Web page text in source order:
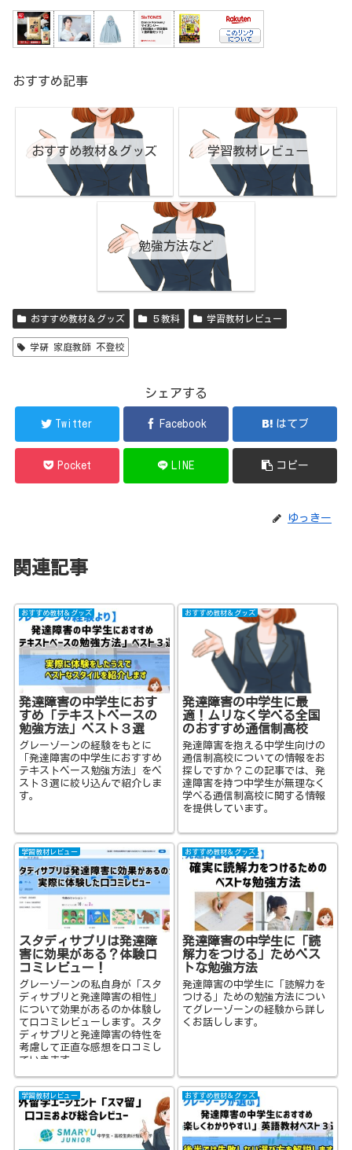
おすすめ記事
おすすめ教材＆グッズ 学習教材レビュー
勉強方法など
おすすめ教材＆グッズ ５教科 学習教材レビュー
学研 家庭教師 不登校
シェアする
Twitter Facebook はてブ
Pocket LINE コピー
ゆっきー
関連記事
おすすめ教材＆グッズ
発達障害の中学生におす
すめ「テキストベースの
勉強方法」ベスト３選
グレーゾーンの経験をもとに
「発達障害の中学生におすすめ
テキストベース勉強方法」をベ
スト３選に絞り込んで紹介しま
す。
おすすめ教材＆グッズ
発達障害の中学生に最
適！ムリなく学べる全国
のおすすめ通信制高校
発達障害を抱える中学生向けの
通信制高校についての情報をお
探しですか？この記事では、発
達障害を持つ中学生が無理なく
学べる通信制高校に関する情報
を提供しています。
学習教材レビュー
スタディサプリは発達障
害に効果がある？体験口
コミレビュー！
グレーゾーンの私自身が「スタ
ディサプリと発達障害の相性」
について効果があるのか体験し
て口コミレビューします。スタ
ディサプリと発達障害の特性を
考慮して正直な感想を口コミし
ていきます。
おすすめ教材＆グッズ
発達障害の中学生に「読
解力をつける」ためベス
トな勉強方法
発達障害の中学生に「読解力を
つける」ための勉強方法につい
てグレーゾーンの経験から詳し
くお話しします。
学習教材レビュー おすすめ教材＆グッズ